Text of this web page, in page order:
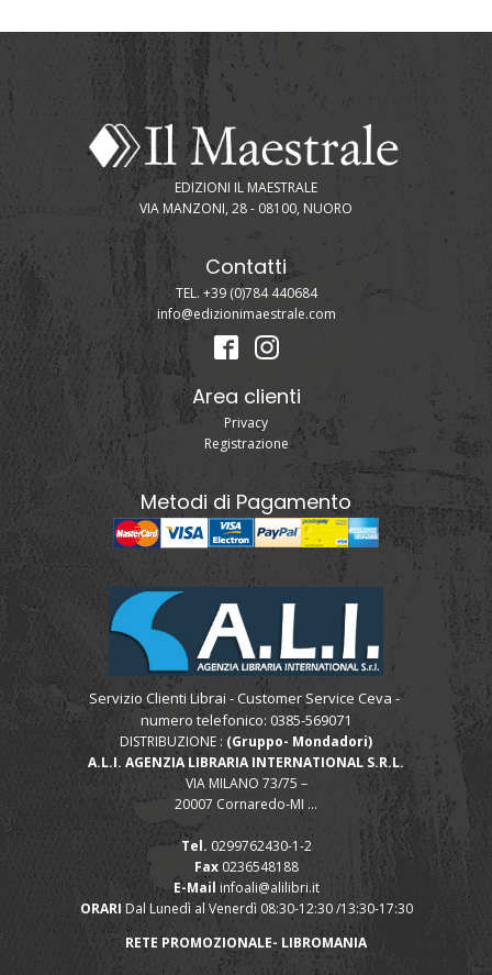
EDIZIONI IL MAESTRALE
VIA MANZONI, 28 - 08100, NUORO
Contatti
TEL. +39 (0)784 440684
info@edizionimaestrale.com
Area clienti
Privacy
Registrazione
Metodi di Pagamento
Servizio Clienti Librai - Customer Service Ceva -
numero telefonico: 0385-569071
DISTRIBUZIONE : (Gruppo- Mondadori)
A.L.I. AGENZIA LIBRARIA INTERNATIONAL S.R.L.
VIA MILANO 73/75 –
20007 Cornaredo-MI ...
Tel. 0299762430-1-2
Fax0236548188
E-Mail infoali@alilibri.it
ORARI Dal Lunedì al Venerdì 08:30-12:30 /13:30-17:30
RETE PROMOZIONALE- LIBROMANIA